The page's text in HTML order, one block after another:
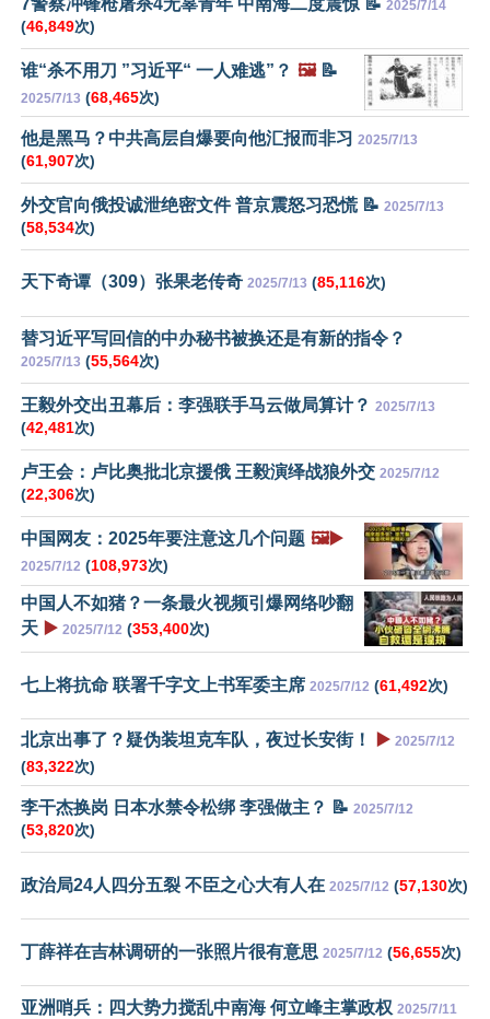
7警察冲锋枪屠杀4无辜青年 中南海二度震惊 📝 2025/7/14
(46,849次)
谁“杀不用刀 ”习近平“ 一人难逃”？ 🖼️📝
2025/7/13 (68,465次)
他是黑马？中共高层自爆要向他汇报而非习 2025/7/13
(61,907次)
外交官向俄投诚泄绝密文件 普京震怒习恐慌 📝 2025/7/13
(58,534次)
天下奇谭（309）张果老传奇 2025/7/13 (85,116次)
替习近平写回信的中办秘书被换还是有新的指令？
2025/7/13 (55,564次)
王毅外交出丑幕后：李强联手马云做局算计？ 2025/7/13
(42,481次)
卢王会：卢比奥批北京援俄 王毅演绎战狼外交 2025/7/12
(22,306次)
中国网友：2025年要注意这几个问题 🖼️▶️
2025/7/12 (108,973次)
中国人不如猪？一条最火视频引爆网络吵翻
天 ▶️ 2025/7/12 (353,400次)
七上将抗命 联署千字文上书军委主席 2025/7/12 (61,492次)
北京出事了？疑伪装坦克车队，夜过长安街！ ▶️ 2025/7/12
(83,322次)
李干杰换岗 日本水禁令松绑 李强做主？ 📝 2025/7/12
(53,820次)
政治局24人四分五裂 不臣之心大有人在 2025/7/12 (57,130次)
丁薛祥在吉林调研的一张照片很有意思 2025/7/12 (56,655次)
亚洲哨兵：四大势力搅乱中南海 何立峰主掌政权 2025/7/11